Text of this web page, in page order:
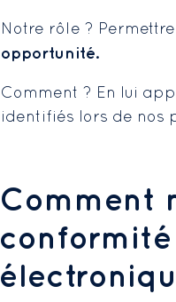
Notre rôle ?
opportunité.
Comment ? En lui
identifiés lors de nos
Comment